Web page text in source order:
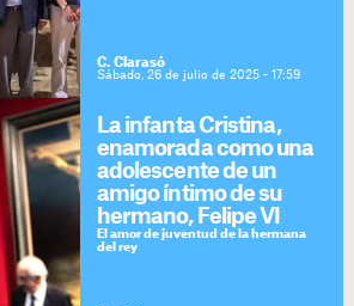
C. Clarasó
Sábado, 26 de julio de 2025 - 17:59
La infanta Cristina,
enamorada como una
adolescente de un
amigo íntimo de su
hermano, Felipe VI
El amor de juventud de la hermana
del rey